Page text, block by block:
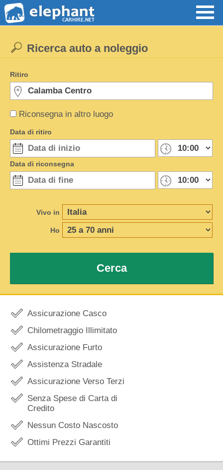
Riconsegna in altro luogo
Ricerca auto a noleggio
Ritiro
Data di ritiro
Data di riconsegna
Vivo in
Ho
Cerca
Assicurazione Casco
Chilometraggio Illimitato
Assicurazione Furto
Assistenza Stradale
Assicurazione Verso Terzi
Senza Spese di Carta di
Credito
Nessun Costo Nascosto
Ottimi Prezzi Garantiti